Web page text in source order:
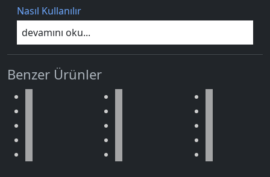
Nasıl Kullanılır
devamını oku...
Benzer Ürünler